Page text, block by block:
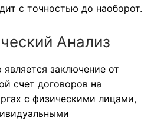
с точностью до наоборот.
Анализ
заключение от
счет договоров на
с физическими лицами,